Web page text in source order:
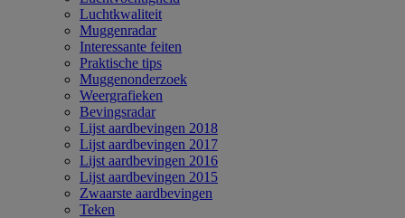
Luchtkwaliteit
Muggenradar
Interessante feiten
Praktische tips
Muggenonderzoek
Weergrafieken
Bevingsradar
Lijst aardbevingen 2018
Lijst aardbevingen 2017
Lijst aardbevingen 2016
Lijst aardbevingen 2015
Zwaarste aardbevingen
Teken